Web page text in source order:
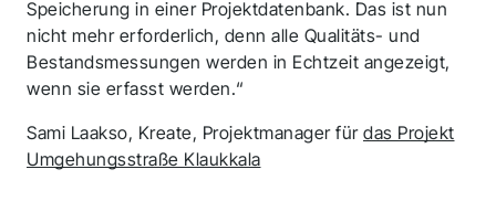
Speicherung in einer Projektdatenbank. Das ist nun
nicht mehr erforderlich, denn alle Qualitäts- und
Bestandsmessungen werden in Echtzeit angezeigt,
wenn sie erfasst werden.“
Sami Laakso, Kreate, Projektmanager für das Projekt
Umgehungsstraße Klaukkala